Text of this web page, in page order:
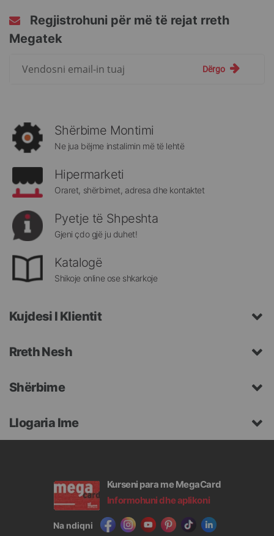
Regjistrohuni për më të rejat rreth
Megatek
rreth
Megatek:
Dërgo
Shërbime Montimi
Ne jua bëjme instalimin më të lehtë
Hipermarketi
Oraret, shërbimet, adresa dhe kontaktet
Pyetje të Shpeshta
Gjeni çdo gjë ju duhet!
Katalogë
Shikoje online ose shkarkoje
Kujdesi I Klientit
Rreth Nesh
Shërbime
Llogaria Ime
Kurseni para me MegaCard
Informohuni dhe aplikoni
Na ndiqni